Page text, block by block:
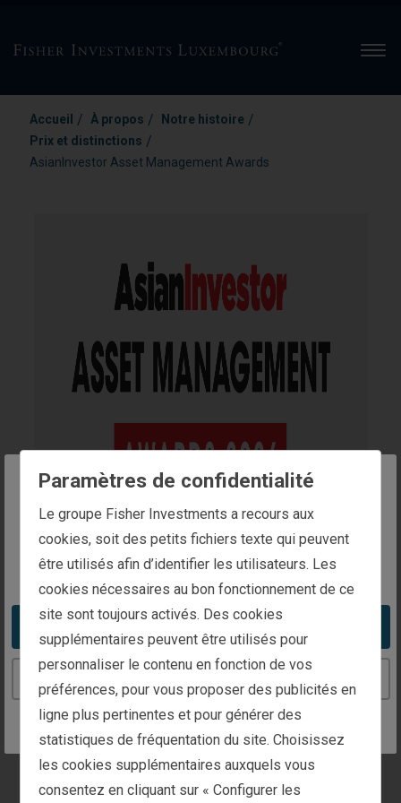
The website you are trying to reach is
intended for investors in Luxembourg
You appear to be in the United States
Take me to the United States website
Accueil / À propos / Notre histoire /
Prix et distinctions /
AsianInvestor Asset Management Awards
AsianInvestor
Asset
Management
Awards
Décerné par :
AsianInvestor
Paramètres de confidentialité
Le groupe Fisher Investments a recours aux
cookies, soit des petits fichiers texte qui peuvent
être utilisés afin d’identifier les utilisateurs. Les
cookies nécessaires au bon fonctionnement de ce
site sont toujours activés. Des cookies
supplémentaires peuvent être utilisés pour
personnaliser le contenu en fonction de vos
préférences, pour vous proposer des publicités en
ligne plus pertinentes et pour générer des
statistiques de fréquentation du site. Choisissez
les cookies supplémentaires auxquels vous
consentez en cliquant sur « Configurer les